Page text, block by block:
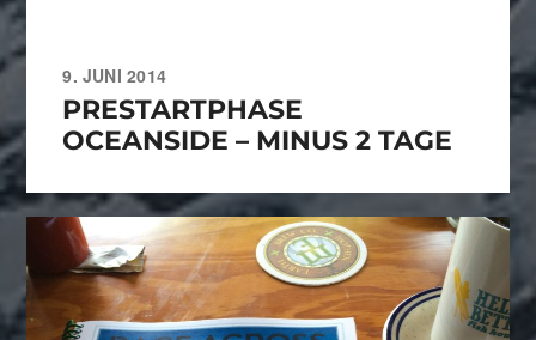
9. JUNI 2014
PRESTARTPHASE
OCEANSIDE – MINUS 2 TAGE